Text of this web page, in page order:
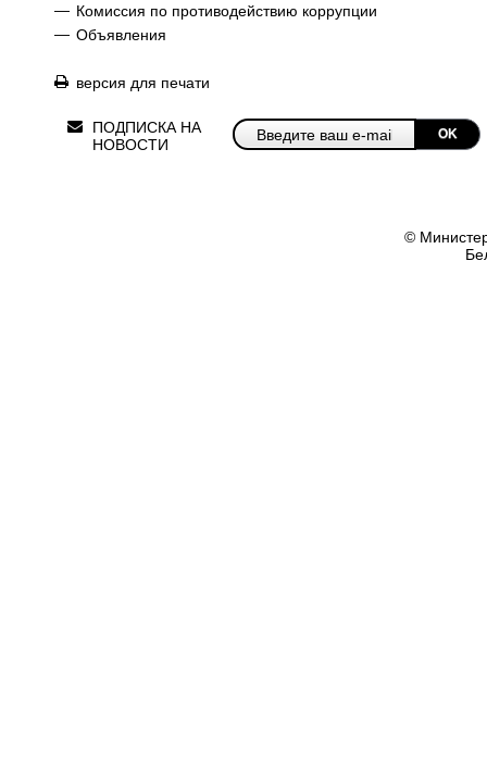
— Комиссия по противодействию коррупции
— Объявления
версия для печати
ПОДПИСКА НА
НОВОСТИ
OK
©